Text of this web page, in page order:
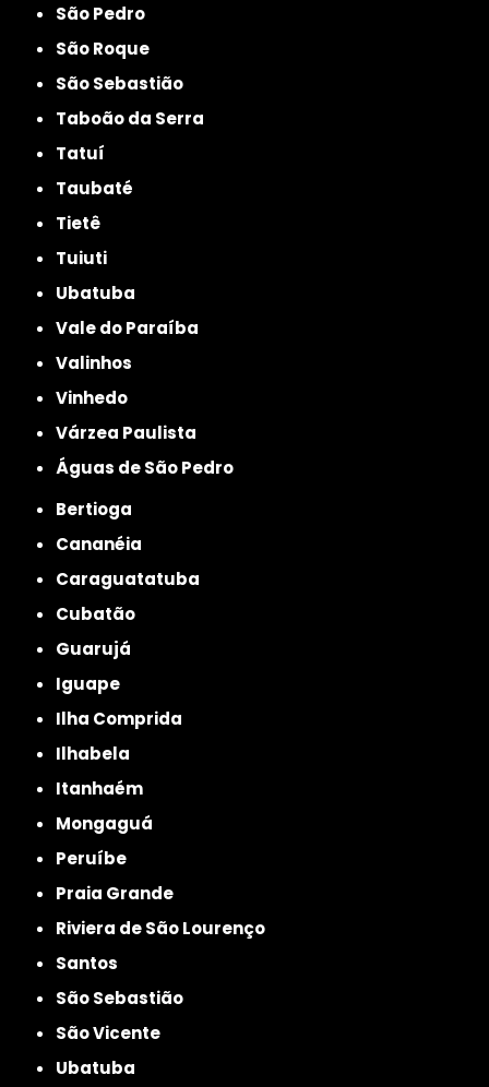
São Pedro
São Roque
São Sebastião
Taboão da Serra
Tatuí
Taubaté
Tietê
Tuiuti
Ubatuba
Vale do Paraíba
Valinhos
Vinhedo
Várzea Paulista
Águas de São Pedro
Bertioga
Cananéia
Caraguatatuba
Cubatão
Guarujá
Iguape
Ilha Comprida
Ilhabela
Itanhaém
Mongaguá
Peruíbe
Praia Grande
Riviera de São Lourenço
Santos
São Sebastião
São Vicente
Ubatuba